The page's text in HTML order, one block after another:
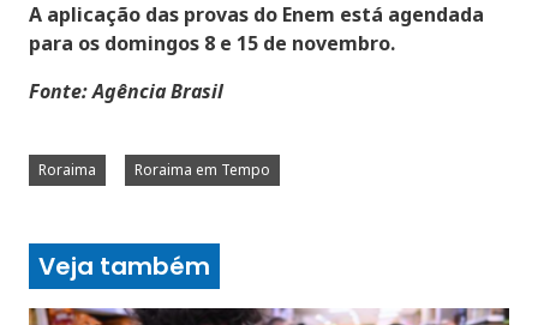
A aplicação das provas do Enem está agendada
para os domingos 8 e 15 de novembro.
Fonte: Agência Brasil
Roraima Roraima em Tempo
Veja também